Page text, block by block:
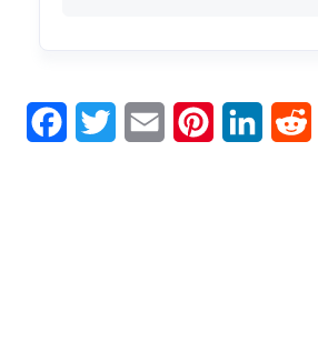
FacebookTwitter Email PinterestLinkedIn